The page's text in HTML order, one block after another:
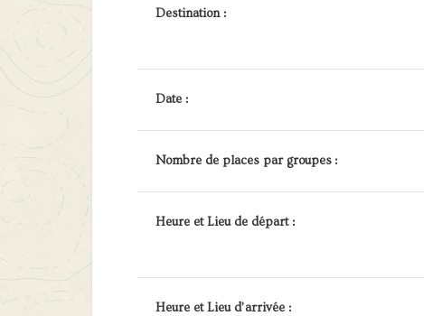
Destination :
Date :
Nombre de places par groupes :
Heure et Lieu de départ :
Heure et Lieu d’arrivée :